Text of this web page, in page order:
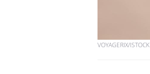
VOYAGERIX/ISTOCK